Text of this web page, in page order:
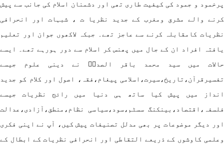
و جمود کی کیفیت طاری تھی اور دشمنان اسلام کی جانب سے پیش
والے مشرق ومغرب کے جدید نظریا ت ، شبہات اور انحرافی
کامقابلہ کرنے سے عاجز تھے۔ جبکہ لاکھوں جوان اور تعلیم
افراد ان کے جال میں پھنس کر اسلام سے دور ہورہے تھے۔ ایسے
میں سید محمد باقر الصدرؒ نے دینی علوم جیسے
پیغام،فقہ، اصول اور کلام کو جدید
میں پیش کیا ساتھ ہی دنیا میں رائج نظریات جیسے
سسٹم،سود،سیاسی نظام،منطق،آزادی،عدالت
دیگر موضوعات پر بھی مدلل تصنیفات پیش کیں، آپ نے اپنی فکری
کاوشوں کے ذریعے التقاطی اور انحرافی نظریات کے ابطال کے